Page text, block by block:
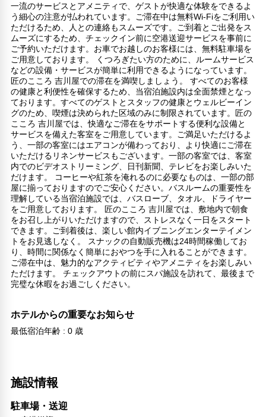
一流のサービスとアメニティで、ゲストが快適な体験をできるよ
う細心の注意が払われています。ご滞在中は無料Wi-Fiをご利用い
ただけるため、人との連絡もスムーズです。ご到着とご出発をス
ムーズにするため、チェックイン前に空港送迎サービスを事前に
ご予約いただけます。お車でお越しのお客様には、無料駐車場を
ご用意しております。 くつろぎたい方のために、ルームサービス
などの設備・サービスが簡単に利用できるようになっています。
匠のこころ 吉川屋での滞在を満喫しましょう。 すべてのお客様
の健康と利便性を確保するため、当宿泊施設内は全面禁煙となっ
ております。すべてのゲストとスタッフの健康とウェルビーイン
グのため、喫煙は決められた区域のみに制限されています。匠の
こころ 吉川屋では、快適なご滞在をサポートする便利な設備と
サービスを備えた客室をご用意しています。ご満足いただけるよ
う、一部の客室にはエアコンが備わっており、より快適にご滞在
いただけるリネンサービスもございます。一部の客室では、客室
内でのビデオストリーミング、日刊新聞、テレビをお楽しみいた
だけます。 コーヒーや紅茶を淹れるのに必要なものは、一部の部
屋に揃っておりますのでご安心ください。バスルームの重要性を
理解している当宿泊施設では、バスローブ、タオル、ドライヤー
をご用意しております。 匠のこころ 吉川屋では、敷地内で朝食
をお召し上がりいただけますので、ストレスなく一日をスタート
できます。ご到着後は、楽しい館内イブニングエンターテイメン
トをお見逃しなく。 スナックの自動販売機は24時間稼働してお
り、時間に関係なく簡単におやつを手に入れることができます。
ご滞在中は、魅力的なアクティビティやアメニティをお楽しみい
ただけます。 チェックアウトの前にスパ施設を訪れて、最後まで
完璧な休暇をお過ごしください。
ホテルからの重要なお知らせ
最低宿泊年齢 : 0 歳
施設情報
駐車場・送迎